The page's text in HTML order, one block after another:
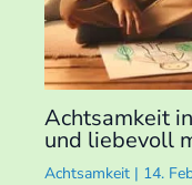
Achtsamkeit
und liebevoll
Achtsamkeit | 14.